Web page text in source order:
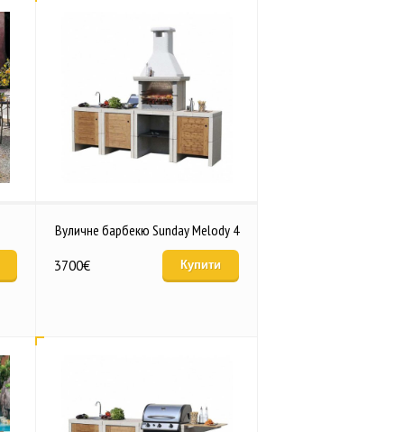
Вуличне барбекю Sunday Melody 4
3700€ Купити